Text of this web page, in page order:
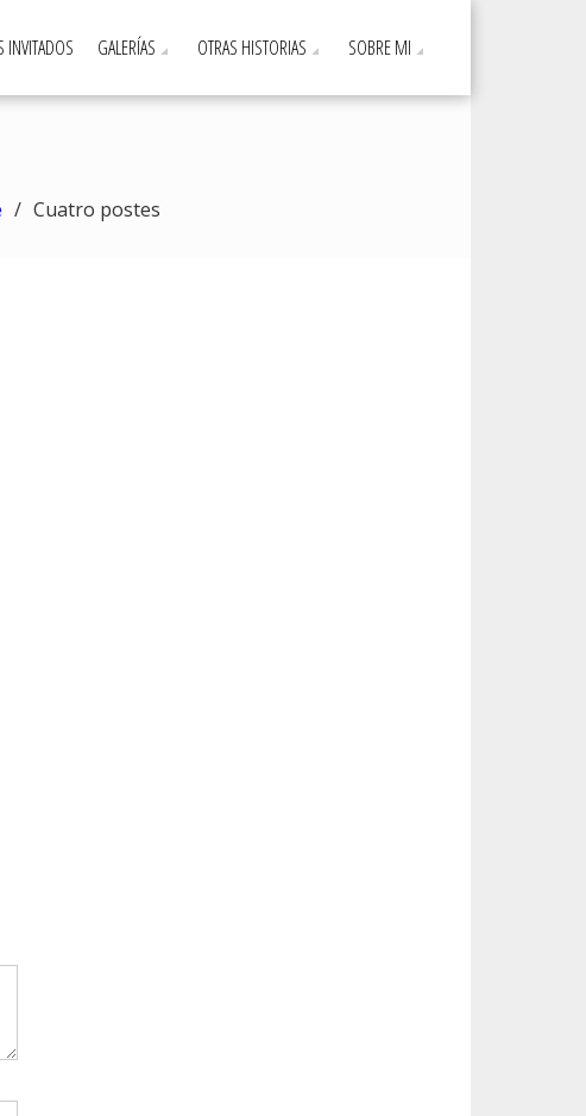
INVITADOS GALERÍAS OTRAS HISTORIAS SOBRE MI
Cuatro postes